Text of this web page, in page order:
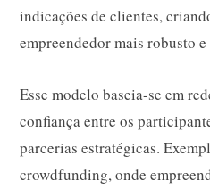
indicações de clientes,
empreendedor mais robusto
Esse modelo baseia-se em
confiança entre os
parcerias estratégicas.
crowdfunding, onde